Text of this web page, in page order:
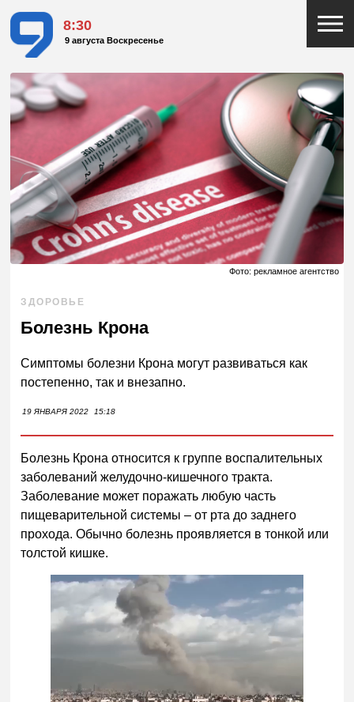
8:30
9 августа Воскресенье
Фото: рекламное агентство
ЗДОРОВЬЕ
Болезнь Крона
Симптомы болезни Крона могут развиваться как
постепенно, так и внезапно.
19 ЯНВАРЯ 2022 15:18
Болезнь Крона относится к группе воспалительных
заболеваний желудочно-кишечного тракта.
Заболевание может поражать любую часть
пищеварительной системы – от рта до заднего
прохода. Обычно болезнь проявляется в тонкой или
толстой кишке.